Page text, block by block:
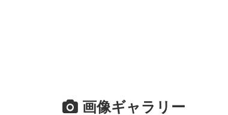
画像ギャラリー